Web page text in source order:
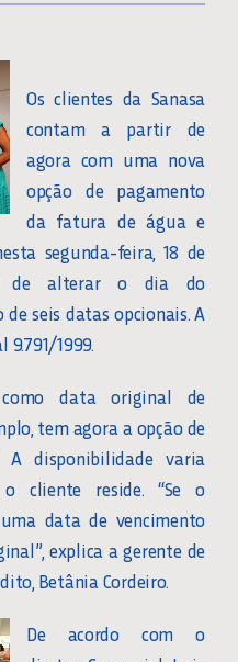
Os clientes da Sanasa
contam a partir de
agora com uma nova
opção de pagamento
da fatura de água e
segunda-feira, 18 de
de alterar o dia do
seis datas opcionais. A
9.791/1999.
data original de
tem agora a opção de
disponibilidade varia
cliente reside. “Se o
data de vencimento
explica a gerente de
Betânia Cordeiro.
De acordo com o